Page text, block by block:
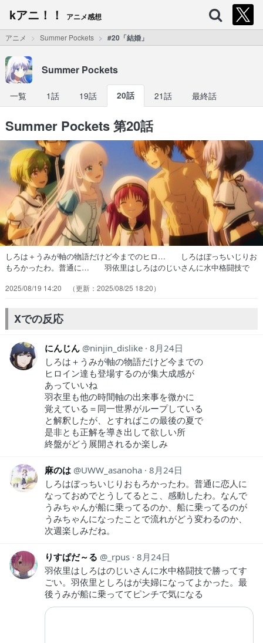
kアニ！！ アニメ感想
アニメ Summer Pockets #20「結婚」
Summer Pockets
一覧 1話 19話 20話 21話 最終話
Summer Pockets 第20話
しろは＋うみが軸の物語だけど今までのヒロ… しろはぼっちいじりお
もろかったわ。普通に… 羽依里はしろはのじいさんに水中格闘技で
体は少し変わってくるのかな… 悲しいときに読む手紙ぼっちしろはボ
依里としろはの子供だった。で自分… うみちゃんの願いを叶えて上げ
ようと、周り… これなんてCLAN…もとい人生。話運びと…
2025/08/19 14:20 2025/08/25 18:20
Xでの反応
にんじん ninjin_dislike 8月24日
しろは＋うみが軸の物語だけど今までの
ヒロイン達も登場するのが集大成感が
あっていいね
羽衣里も他の時間軸の出来事を微かに
覚えている＝同一世界がループしている
と解釈したが、とすればこの最後の夏で
是非とも正解を導き出して欲しい所
終盤がどう展開されるか楽しみ
麻のは UWW_asanoha 8月24日
しろはぼっちいじりおもろかったわ。普通に恋人に
なっておめでとうしてるとこ、感動したわ。なんで
うみちゃんが船に乗ってるのか、船に乗ってるのが
うみちゃんになったことで流れがどう変わるのか、
次週楽しみだね。
りすぱだ～る _rpus 8月24日
羽依里はしろはのじいさんに水中格闘技で勝ってす
ごい。羽依里としろはが夫婦になってよかった。最
後うみが船に乗っててピンチで気になる